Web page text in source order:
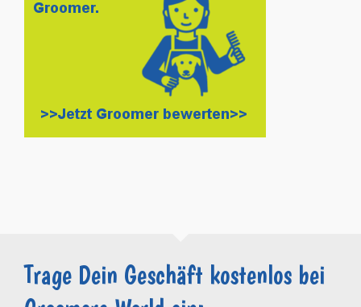
Trage Dein Geschäft kostenlos bei